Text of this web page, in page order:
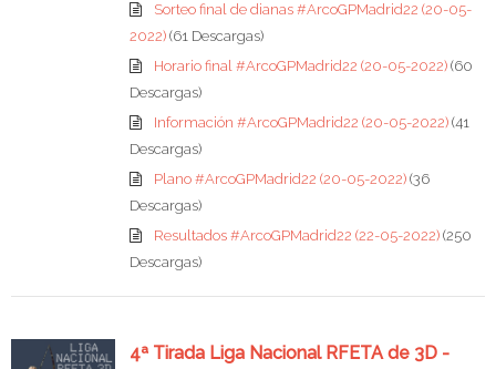
Sorteo final de dianas #ArcoGPMadrid22 (20-05-
2022) (61 Descargas)
Horario final #ArcoGPMadrid22 (20-05-2022) (60
Descargas)
Información #ArcoGPMadrid22 (20-05-2022) (41
Descargas)
Plano #ArcoGPMadrid22 (20-05-2022) (36
Descargas)
Resultados #ArcoGPMadrid22 (22-05-2022) (250
Descargas)
4ª Tirada Liga Nacional RFETA de 3D -